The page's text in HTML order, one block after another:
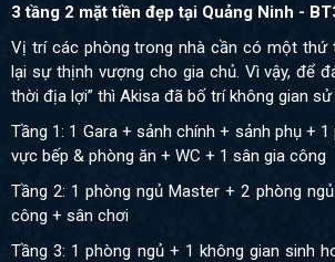
3 tầng 2 mặt tiền đẹp tại Quảng Ninh -
Vị trí các phòng trong nhà cần có một thứ
lại sự thịnh vượng cho gia chủ. Vì vậy, để
thời địa lợi” thì Akisa đã bố trí không gian
Tầng 1: 1 Gara + sảnh chính + sảnh phụ +
vực bếp & phòng ăn + WC + 1 sân gia công
Tầng 2: 1 phòng ngủ Master + 2 phòng
công + sân chơi
Tầng 3: 1 phòng ngủ + 1 không gian sinh